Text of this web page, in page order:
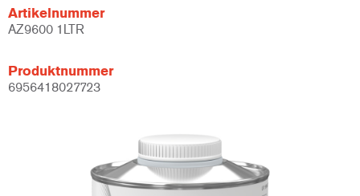
Artikelnummer
AZ9600 1LTR
Produktnummer
6956418027723